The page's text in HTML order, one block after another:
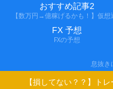
おすすめ記事2
FX 予想
FXの予想
息抜き
【損してない？？】ト